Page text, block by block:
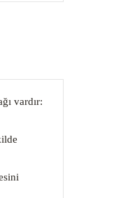
vardır: